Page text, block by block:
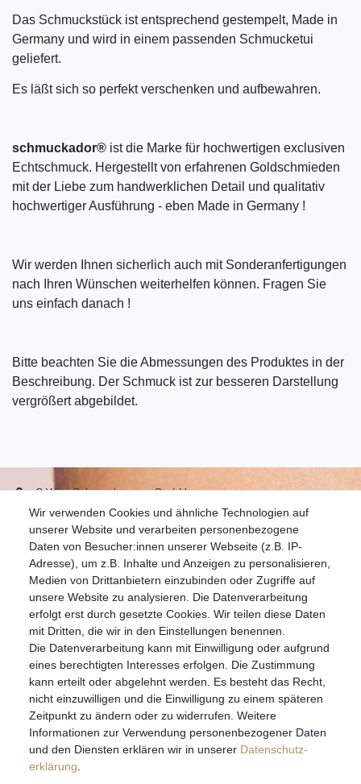
Das Schmuckstück ist entsprechend gestempelt, Made in
Germany und wird in einem passenden Schmucketui
geliefert.
Es läßt sich so perfekt verschenken und aufbewahren.
schmuckador® ist die Marke für hochwertigen exclusiven
Echtschmuck. Hergestellt von erfahrenen Goldschmieden
mit der Liebe zum handwerklichen Detail und qualitativ
hochwertiger Ausführung - eben Made in Germany !
Wir werden Ihnen sicherlich auch mit Sonderanfertigungen
nach Ihren Wünschen weiterhelfen können. Fragen Sie
uns einfach danach !
Bitte beachten Sie die Abmessungen des Produktes in der
Beschreibung. Der Schmuck ist zur besseren Darstellung
vergrößert abgebildet.
Wir verwenden Cookies und ähnliche Technologien auf
unserer Website und verarbeiten personenbezogene
Daten von Besucher:innen unserer Webseite (z.B. IP-
Adresse), um z.B. Inhalte und Anzeigen zu personalisieren,
Medien von Drittanbietern einzubinden oder Zugriffe auf
unsere Website zu analysieren. Die Datenverarbeitung
erfolgt erst durch gesetzte Cookies. Wir teilen diese Daten
mit Dritten, die wir in den Einstellungen benennen.
Die Datenverarbeitung kann mit Einwilligung oder aufgrund
eines berechtigten Interesses erfolgen. Die Zustimmung
kann erteilt oder abgelehnt werden. Es besteht das Recht,
nicht einzuwilligen und die Einwilligung zu einem späteren
Zeitpunkt zu ändern oder zu widerrufen. Weitere
Informationen zur Verwendung personenbezogener Daten
und den Diensten erklären wir in unserer Daten­schutz­
erklärung
S.W.w. Schmuckwaren GmbH
07051-9608828
info@schmuckador.de
Montag bis Freitag 8.30 – 12.00 Uhr und 13.30 bis 17.30 Uhr
Widerrufs­recht Widerrufs­formular Impressum
Daten­schutz­erklärung AGB
E-MAIL **
Hiermit bestätige ich, dass ich die